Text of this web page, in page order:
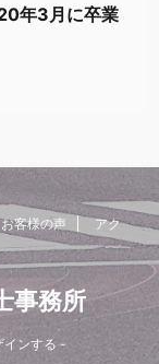
年3月に卒業
お客様の声
アク
事務所
インする -